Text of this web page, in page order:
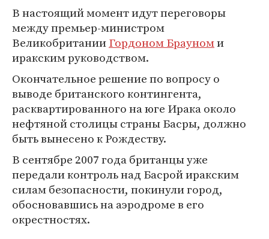
В настоящий момент идут переговоры
между премьер-министром
ВеликобританииГордоном Брауноми
иракским руководством.
Окончательное решение по вопросу о
выводе британского контингента,
расквартированного на юге Ирака около
нефтяной столицы страны Басры, должно
быть вынесено к Рождеству.
В сентябре 2007 года британцы уже
передали контроль над Басрой иракским
силам безопасности, покинули город,
обосновавшись на аэродроме в его
окрестностях.